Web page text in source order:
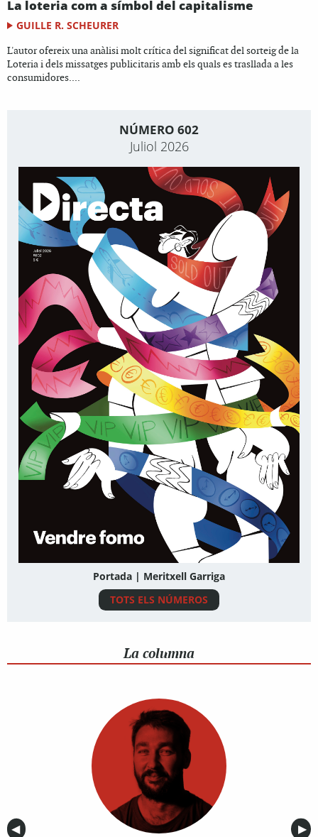
La loteria com a símbol del capitalisme
GUILLE R. SCHEURER
L'autor ofereix una anàlisi molt crítica del significat del sorteig de la
Loteria i dels missatges publicitaris amb els quals es trasllada a les
consumidores....
NÚMERO 602
Juliol 2026
Portada | Meritxell Garriga
TOTS ELS NÚMEROS
La columna
Anterior
◀︎ ▶︎